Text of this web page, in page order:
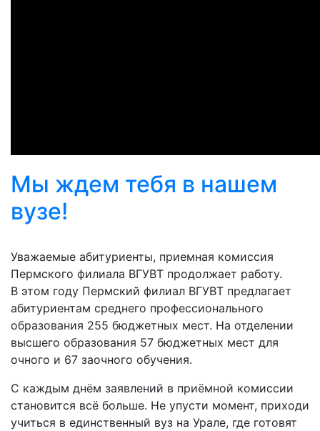
Мы ждем тебя в нашем
вузе!
Уважаемые абитуриенты, приемная комиссия
Пермского филиала ВГУВТ продолжает работу.
В этом году Пермский филиал ВГУВТ предлагает
абитуриентам среднего профессионального
образования 255 бюджетных мест. На отделении
высшего образования 57 бюджетных мест для
очного и 67 заочного обучения.
С каждым днём заявлений в приёмной комиссии
становится всё больше. Не упусти момент, приходи
учиться в единственный вуз на Урале, где готовят